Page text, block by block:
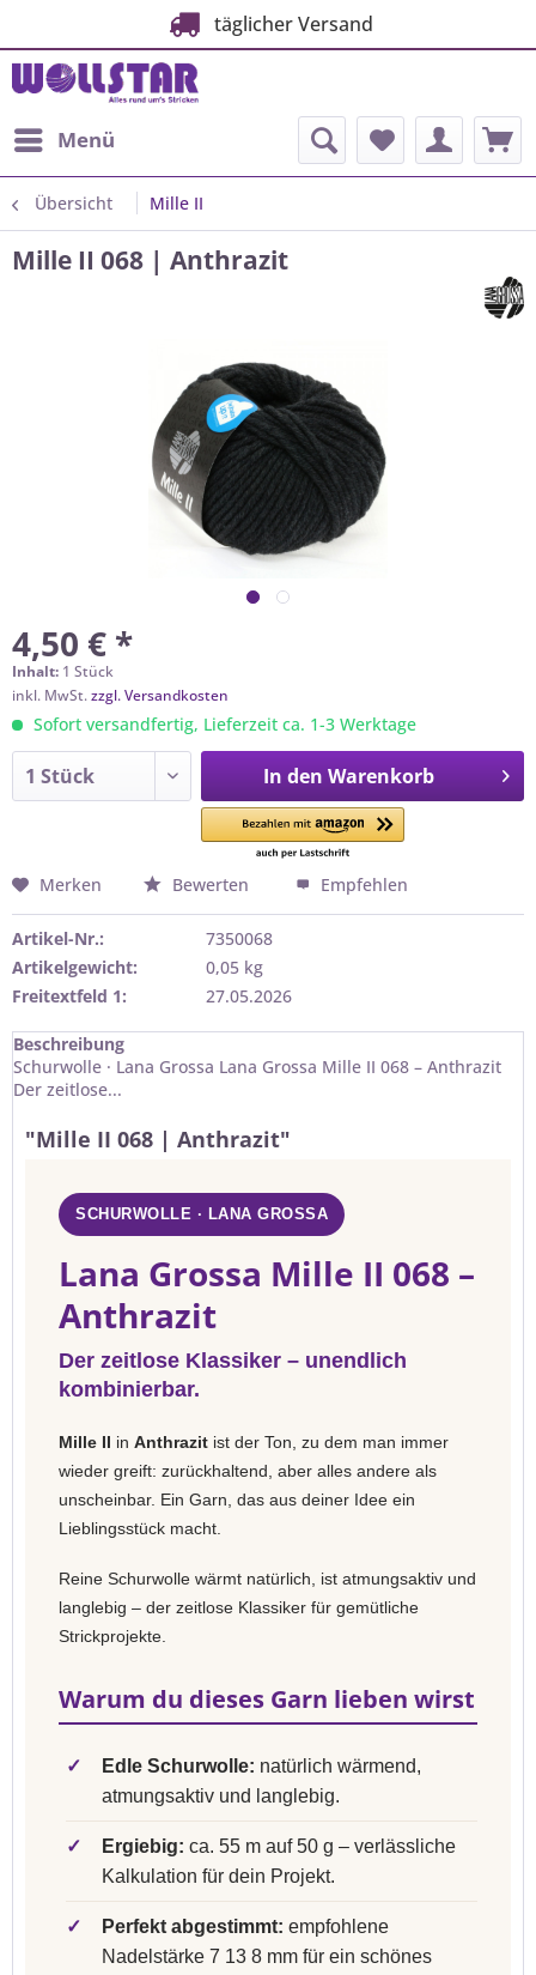
täglicher Versand
Menü
Übersicht Mille II
Mille II 068 | Anthrazit
4,50 € *
Inhalt: 1 Stück
inkl. MwSt.zzgl. Versandkosten
Sofort versandfertig, Lieferzeit ca. 1-3 Werktage
In den Warenkorb
Merken Bewerten Empfehlen
Artikel-Nr.:
7350068
Artikelgewicht:
0,05 kg
Freitextfeld 1:
27.05.2026
Beschreibung
Schurwolle · Lana Grossa Lana Grossa Mille II 068 – Anthrazit
Der zeitlose...
"Mille II 068 | Anthrazit"
SCHURWOLLE · LANA GROSSA
Lana Grossa Mille II 068 –
Anthrazit
Der zeitlose Klassiker – unendlich
kombinierbar.
Mille II in Anthrazit ist der Ton, zu dem man immer
wieder greift: zurückhaltend, aber alles andere als
unscheinbar. Ein Garn, das aus deiner Idee ein
Lieblingsstück macht.
Reine Schurwolle wärmt natürlich, ist atmungsaktiv und
langlebig – der zeitlose Klassiker für gemütliche
Strickprojekte.
Warum du dieses Garn lieben wirst
✓ Edle Schurwolle: natürlich wärmend,
atmungsaktiv und langlebig.
✓ Ergiebig: ca. 55 m auf 50 g – verlässliche
Kalkulation für dein Projekt.
✓ Perfekt abgestimmt: empfohlene
Nadelstärke 7 13 8 mm für ein schönes